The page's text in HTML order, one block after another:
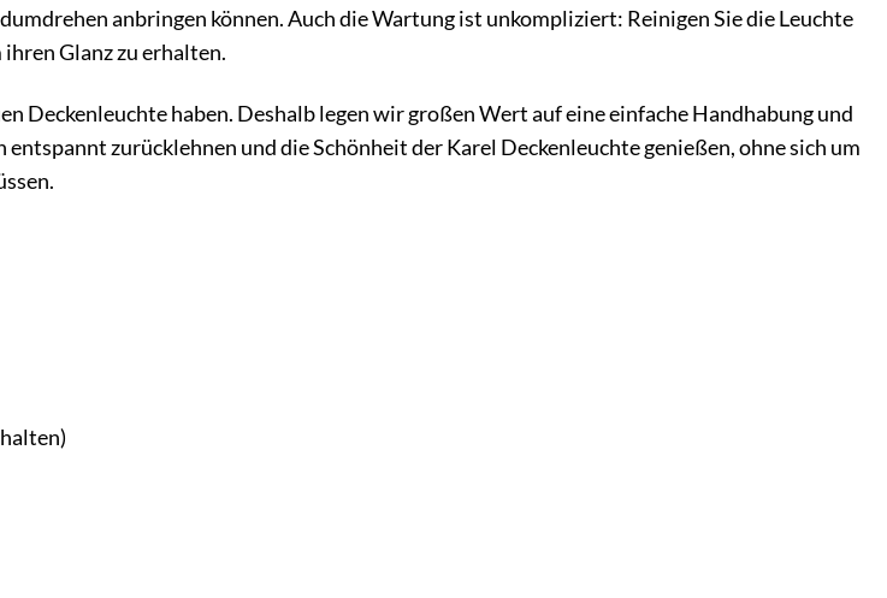
anbringen können. Auch die Wartung ist unkompliziert: Reinigen Sie die Leuchte
Glanz zu erhalten.
Deckenleuchte haben. Deshalb legen wir großen Wert auf eine einfache Handhabung und
zurücklehnen und die Schönheit der Karel Deckenleuchte genießen, ohne sich um